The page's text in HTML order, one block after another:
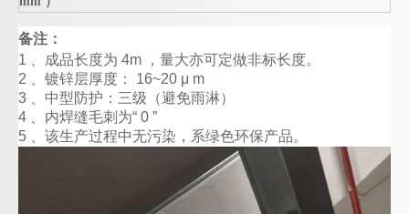
备注：
1 、成品长度为 4m ，量大亦可定做非标长度。
2 、镀锌层厚度： 16~20 μ m
3 、中型防护：三级（避免雨淋）
4 、内焊缝毛刺为“ 0 ”
5 、该生产过程中无污染，系绿色环保产品。